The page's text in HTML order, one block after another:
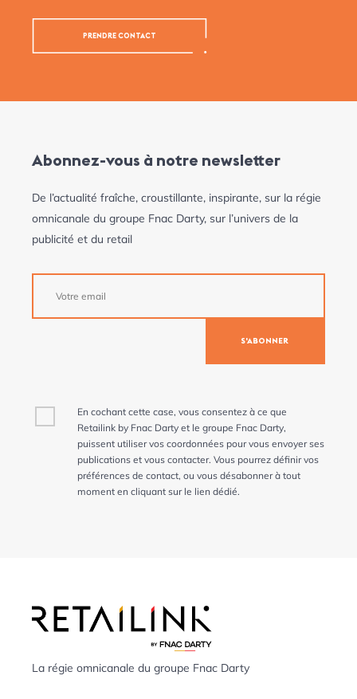
PRENDRE CONTACT
Abonnez-vous à notre newsletter
De l’actualité fraîche, croustillante, inspirante, sur la régie
omnicanale du groupe Fnac Darty, sur l’univers de la
publicité et du retail
S'ABONNER
En cochant cette case, vous consentez à ce que
Retailink by Fnac Darty et le groupe Fnac Darty,
puissent utiliser vos coordonnées pour vous envoyer ses
publications et vous contacter. Vous pourrez définir vos
préférences de contact, ou vous désabonner à tout
moment en cliquant sur le lien dédié.
La régie omnicanale du groupe Fnac Darty